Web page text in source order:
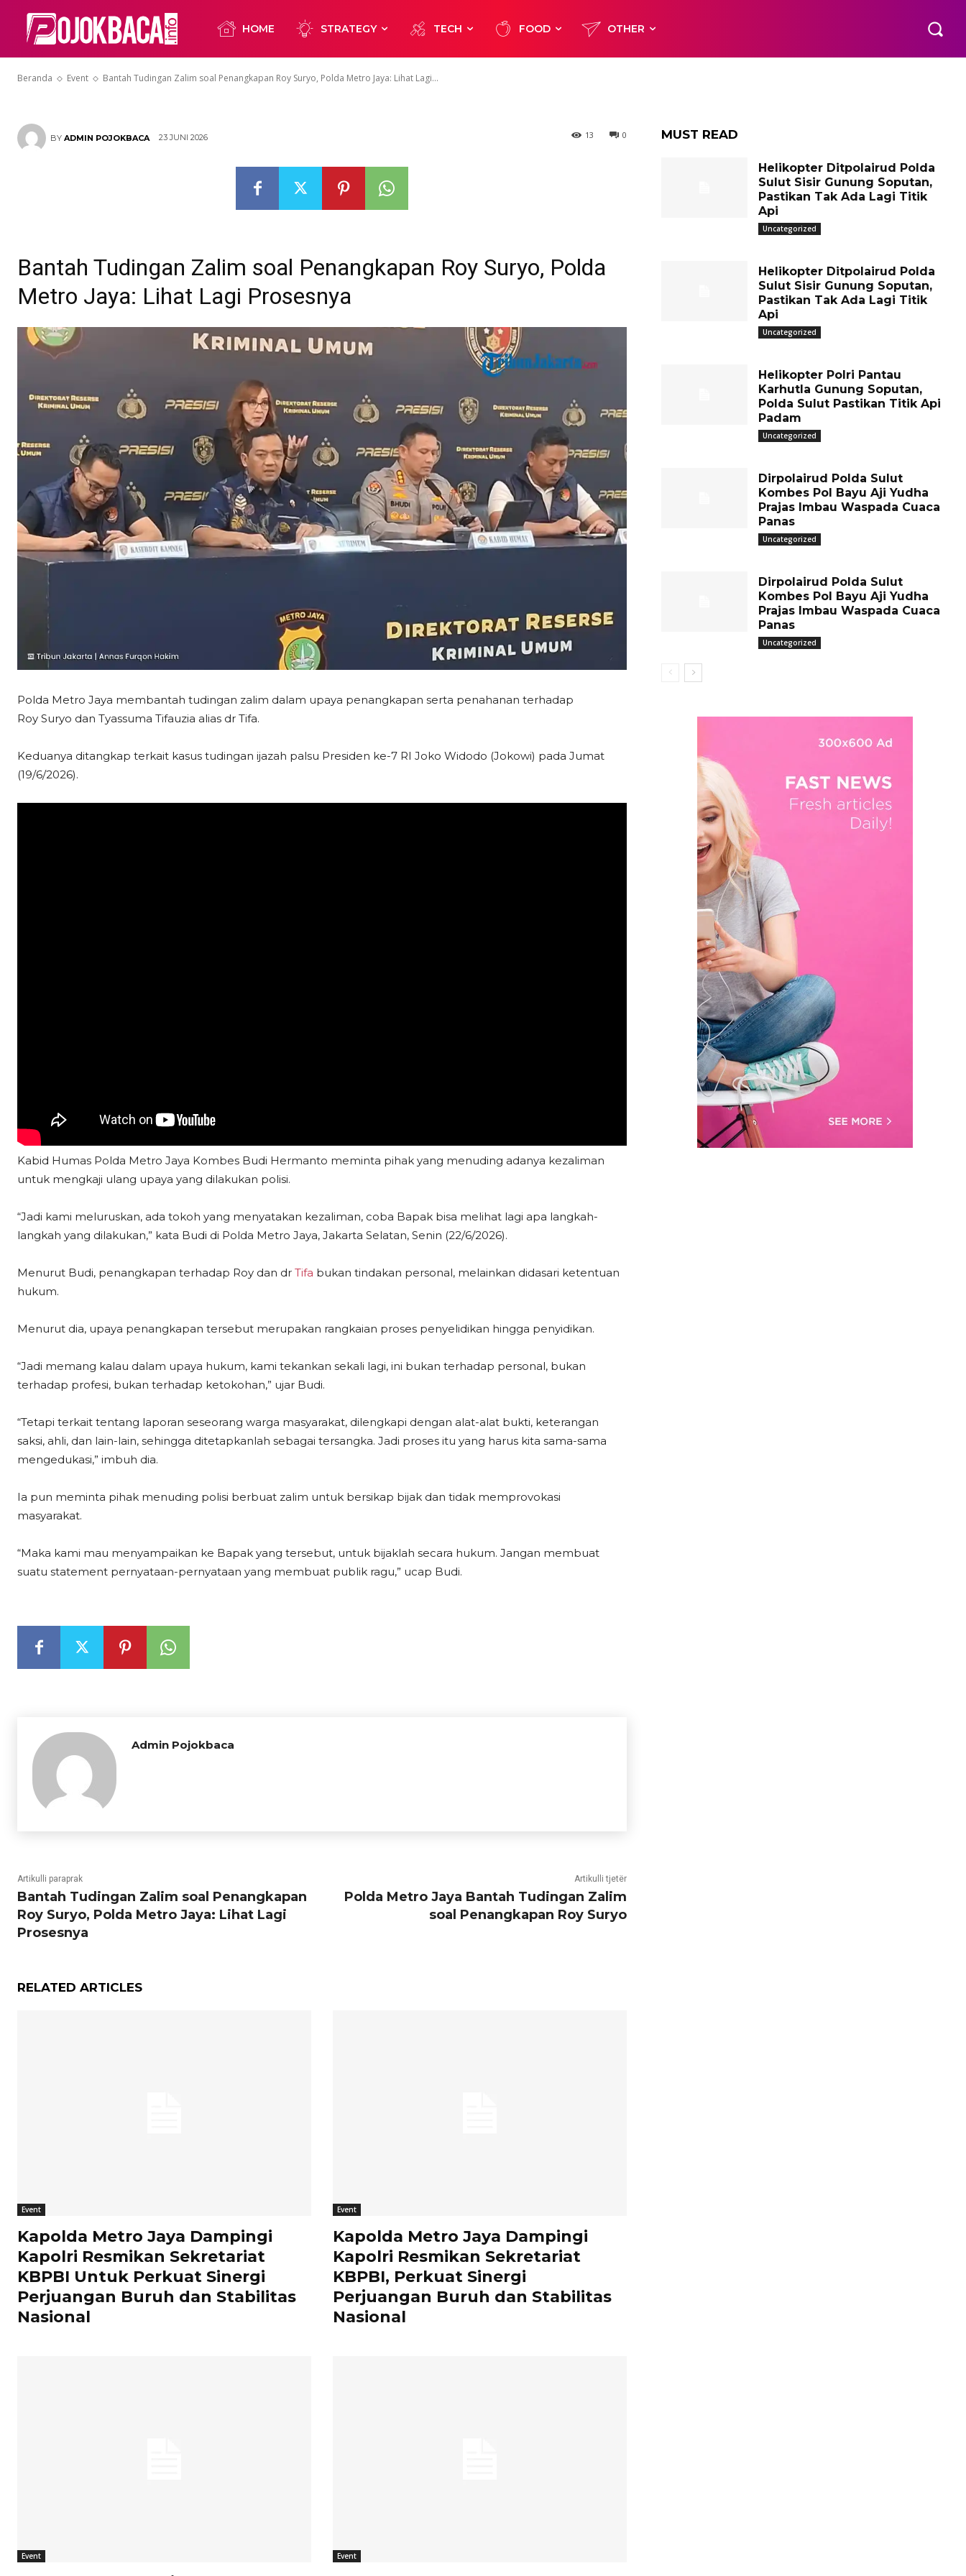
HOME STRATEGY TECH FOOD OTHER
Beranda Event Bantah Tudingan Zalim soal Penangkapan Roy Suryo, Polda Metro Jaya: Lihat Lagi...
Metro Jaya: Lihat Lagi Prosesnya
BY ADMIN POJOKBACA 23 JUNI 2026 0
13
Bantah Tudingan Zalim soal Penangkapan Roy Suryo, Polda
Metro Jaya: Lihat Lagi Prosesnya
Polda Metro Jaya membantah tudingan zalim dalam upaya penangkapan serta penahanan terhadap
Roy Suryo dan Tyassuma Tifauzia alias dr Tifa.
Keduanya ditangkap terkait kasus tudingan ijazah palsu Presiden ke-7 RI Joko Widodo (Jokowi) pada Jumat
(19/6/2026).
Kabid Humas Polda Metro Jaya Kombes Budi Hermanto meminta pihak yang menuding adanya kezaliman
untuk mengkaji ulang upaya yang dilakukan polisi.
“Jadi kami meluruskan, ada tokoh yang menyatakan kezaliman, coba Bapak bisa melihat lagi apa langkah-
langkah yang dilakukan,” kata Budi di Polda Metro Jaya, Jakarta Selatan, Senin (22/6/2026).
Menurut Budi, penangkapan terhadap Roy dan dr Tifa bukan tindakan personal, melainkan didasari ketentuan
hukum.
Menurut dia, upaya penangkapan tersebut merupakan rangkaian proses penyelidikan hingga penyidikan.
“Jadi memang kalau dalam upaya hukum, kami tekankan sekali lagi, ini bukan terhadap personal, bukan
terhadap profesi, bukan terhadap ketokohan,” ujar Budi.
“Tetapi terkait tentang laporan seseorang warga masyarakat, dilengkapi dengan alat-alat bukti, keterangan
saksi, ahli, dan lain-lain, sehingga ditetapkanlah sebagai tersangka. Jadi proses itu yang harus kita sama-sama
mengedukasi,” imbuh dia.
Ia pun meminta pihak menuding polisi berbuat zalim untuk bersikap bijak dan tidak memprovokasi
masyarakat.
“Maka kami mau menyampaikan ke Bapak yang tersebut, untuk bijaklah secara hukum. Jangan membuat
suatu statement pernyataan-pernyataan yang membuat publik ragu,” ucap Budi.
Admin Pojokbaca
Artikulli paraprak
Bantah Tudingan Zalim soal Penangkapan
Roy Suryo, Polda Metro Jaya: Lihat Lagi
Prosesnya
Artikulli tjetër
Polda Metro Jaya Bantah Tudingan Zalim
soal Penangkapan Roy Suryo
RELATED ARTICLES
Event
Kapolda Metro Jaya Dampingi
Kapolri Resmikan Sekretariat
KBPBI Untuk Perkuat Sinergi
Perjuangan Buruh dan Stabilitas
Nasional
Event
Kapolda Metro Jaya Dampingi
Kapolri Resmikan Sekretariat
KBPBI, Perkuat Sinergi
Perjuangan Buruh dan Stabilitas
Nasional
Event Event
MUST READ
Helikopter Ditpolairud Polda
Sulut Sisir Gunung Soputan,
Pastikan Tak Ada Lagi Titik
Api
Uncategorized
Helikopter Ditpolairud Polda
Sulut Sisir Gunung Soputan,
Pastikan Tak Ada Lagi Titik
Api
Uncategorized
Helikopter Polri Pantau
Karhutla Gunung Soputan,
Polda Sulut Pastikan Titik Api
Padam
Uncategorized
Dirpolairud Polda Sulut
Kombes Pol Bayu Aji Yudha
Prajas Imbau Waspada Cuaca
Panas
Uncategorized
Dirpolairud Polda Sulut
Kombes Pol Bayu Aji Yudha
Prajas Imbau Waspada Cuaca
Panas
Uncategorized